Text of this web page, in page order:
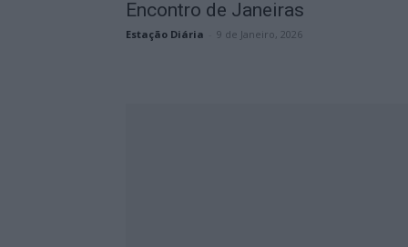
Encontro de Janeiras
Estação Diária 9 de Janeiro, 2026